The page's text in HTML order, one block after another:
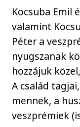
Kocsuba Emil
valamint
Péter a
nyugszanak
hozzájuk
A család
mennek, a
veszprémiek